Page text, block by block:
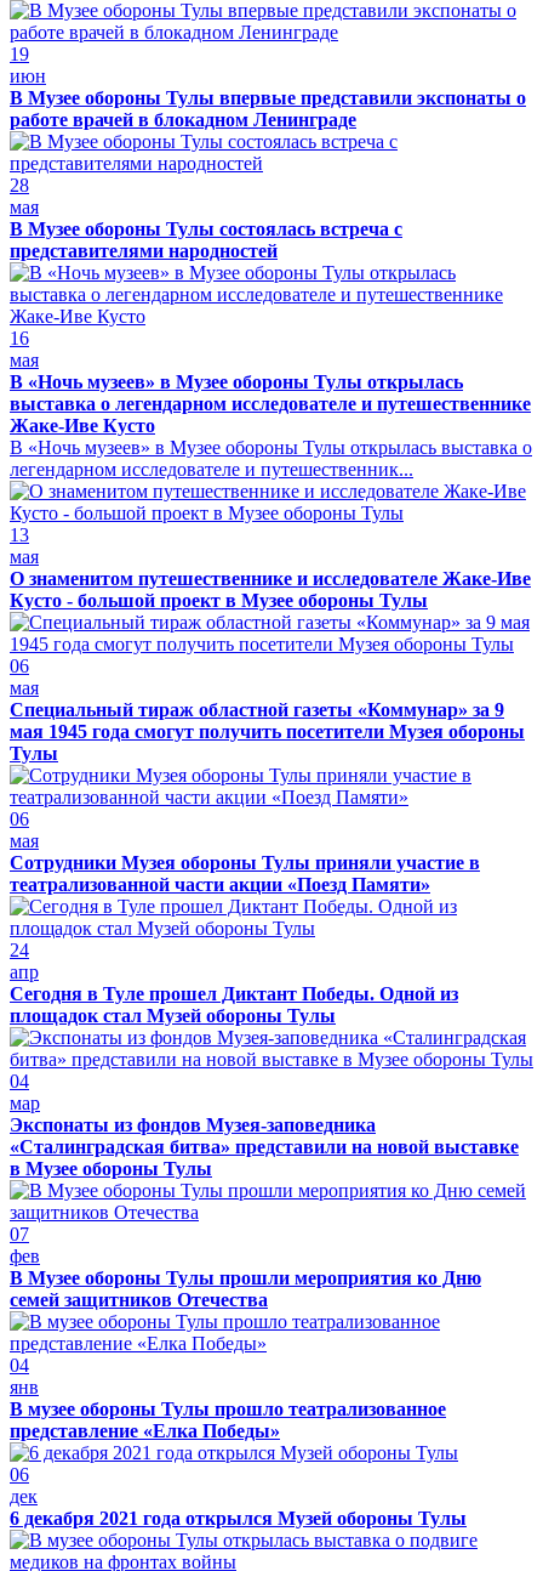
19
июн
В Музее обороны Тулы впервые представили экспонаты о
работе врачей в блокадном Ленинграде
28
мая
В Музее обороны Тулы состоялась встреча с
представителями народностей
16
мая
В «Ночь музеев» в Музее обороны Тулы открылась
выставка о легендарном исследователе и путешественнике
Жаке-Иве Кусто
В «Ночь музеев» в Музее обороны Тулы открылась выставка о
легендарном исследователе и путешественник...
13
мая
О знаменитом путешественнике и исследователе Жаке-Иве
Кусто - большой проект в Музее обороны Тулы
06
мая
Специальный тираж областной газеты «Коммунар» за 9
мая 1945 года смогут получить посетители Музея обороны
Тулы
06
мая
Сотрудники Музея обороны Тулы приняли участие в
театрализованной части акции «Поезд Памяти»
24
апр
Сегодня в Туле прошел Диктант Победы. Одной из
площадок стал Музей обороны Тулы
04
мар
Экспонаты из фондов Музея-заповедника
«Сталинградская битва» представили на новой выставке
в Музее обороны Тулы
07
фев
В Музее обороны Тулы прошли мероприятия ко Дню
семей защитников Отечества
04
янв
В музее обороны Тулы прошло театрализованное
представление «Елка Победы»
06
дек
6 декабря 2021 года открылся Музей обороны Тулы